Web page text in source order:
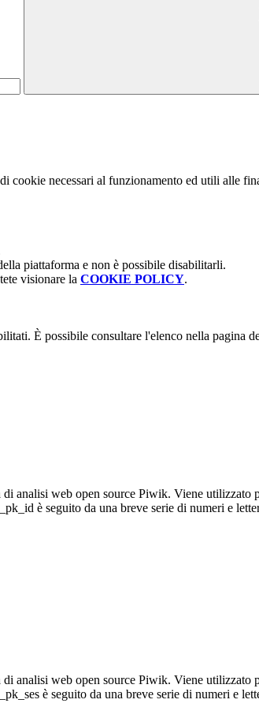
cookie necessari al funzionamento ed utili alle
piattaforma e non è possibile disabilitarli.
visionare la COOKIE POLICY.
È possibile consultare l'elenco nella pagina
analisi web open source Piwik. Viene
è seguito da una breve serie di numeri e
analisi web open source Piwik. Viene
è seguito da una breve serie di numeri e